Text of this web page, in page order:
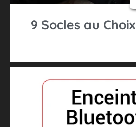
9 Socles au Choix